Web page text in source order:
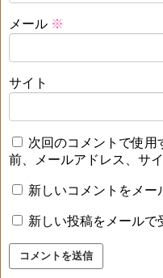
メール ※
サイト
次回のコメントで使用
前、メールアドレス、サ
新しいコメントをメー
新しい投稿をメールで